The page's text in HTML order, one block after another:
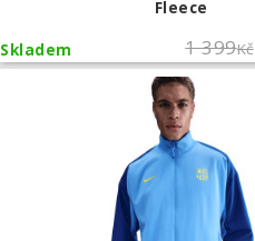
Fleece
1 399Kč
Skladem